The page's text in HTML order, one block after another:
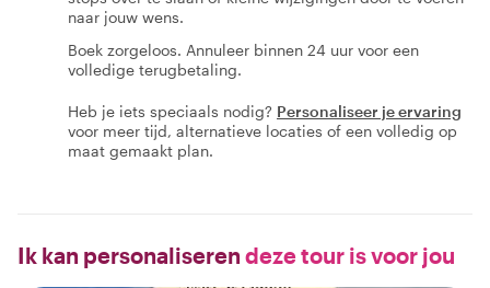
naar jouw wens.
Boek zorgeloos. Annuleer binnen 24 uur voor een
volledige terugbetaling.
Heb je iets speciaals nodig? Personaliseer je ervaring
voor meer tijd, alternatieve locaties of een volledig op
maat gemaakt plan.
Ik kan personaliseren deze tour is voor jou